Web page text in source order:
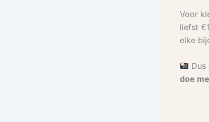
Voor
liefst
elke
Dus
doe